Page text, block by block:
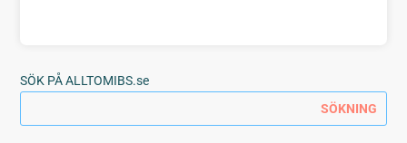
SÖK PÅ ALLTOMIBS.se